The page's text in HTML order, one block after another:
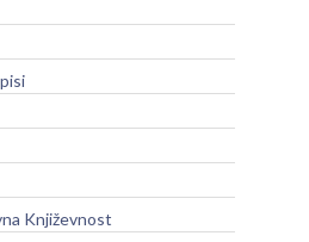
Književnost